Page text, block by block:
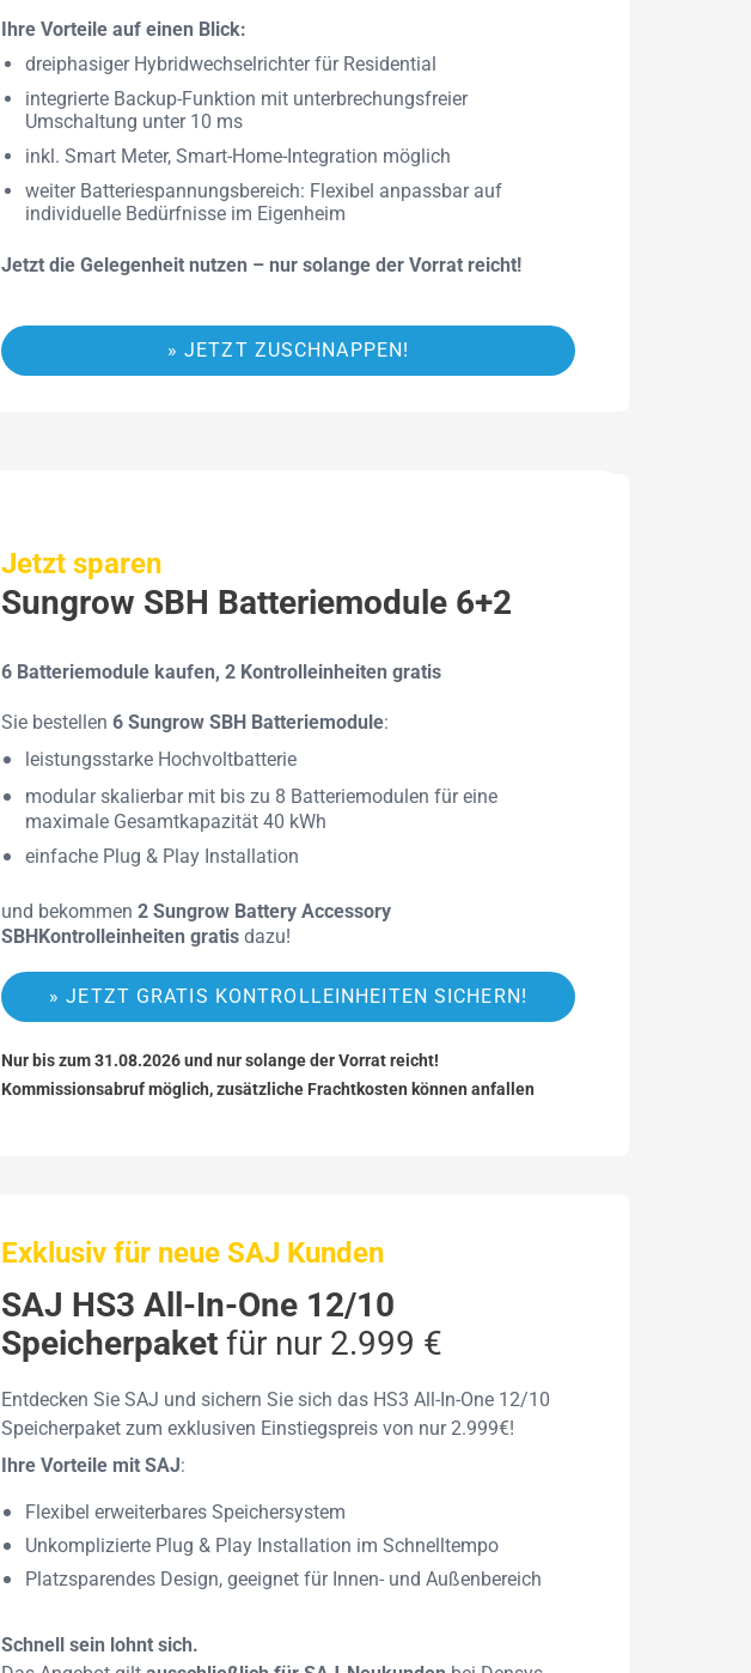
Ihre Vorteile auf einen Blick:
dreiphasiger Hybridwechselrichter für Residential
integrierte Backup-Funktion mit unterbrechungsfreier
Umschaltung unter 10 ms
inkl. Smart Meter, Smart-Home-Integration möglich
weiter Batteriespannungsbereich: Flexibel anpassbar auf
individuelle Bedürfnisse im Eigenheim
Jetzt die Gelegenheit nutzen – nur solange der Vorrat reicht!
» JETZT ZUSCHNAPPEN!
Jetzt sparen
Sungrow SBH Batteriemodule 6+2
6 Batteriemodule kaufen, 2 Kontrolleinheiten gratis
Sie bestellen 6 Sungrow SBH Batteriemodule:
leistungsstarke Hochvoltbatterie
modular skalierbar mit bis zu 8 Batteriemodulen für eine
maximale Gesamtkapazität 40 kWh
einfache Plug & Play Installation
und bekommen 2 Sungrow Battery Accessory
SBHKontrolleinheiten gratis dazu!
» JETZT GRATIS KONTROLLEINHEITEN SICHERN!
Nur bis zum 31.08.2026 und nur solange der Vorrat reicht!
Kommissionsabruf möglich, zusätzliche Frachtkosten können anfallen
Exklusiv für neue SAJ Kunden
SAJ HS3 All-In-One 12/10
Speicherpaket für nur 2.999 €
Entdecken Sie SAJ und sichern Sie sich das HS3 All-In-One 12/10
Speicherpaket zum exklusiven Einstiegspreis von nur 2.999€!
Ihre Vorteile mit SAJ:
Flexibel erweiterbares Speichersystem ​
Unkomplizierte Plug & Play Installation im Schnelltempo
Platzsparendes Design, geeignet für Innen- und Außenbereich
Schnell sein lohnt sich.